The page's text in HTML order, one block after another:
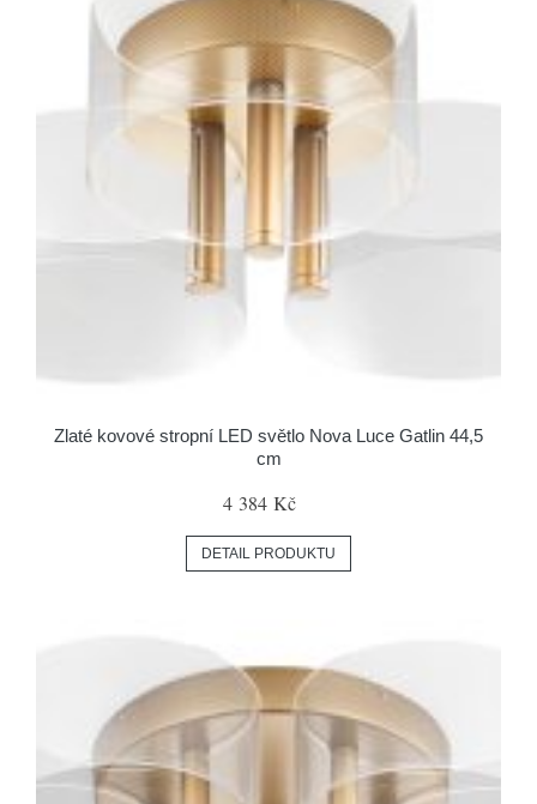
Zlaté kovové stropní LED světlo Nova Luce Gatlin 44,5
cm
4 384 Kč
DETAIL PRODUKTU